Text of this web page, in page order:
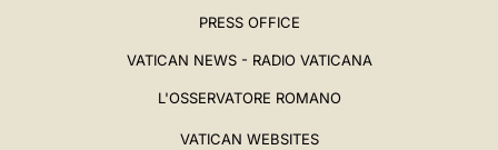
PRESS OFFICE
VATICAN NEWS - RADIO VATICANA
L'OSSERVATORE ROMANO
VATICAN WEBSITES